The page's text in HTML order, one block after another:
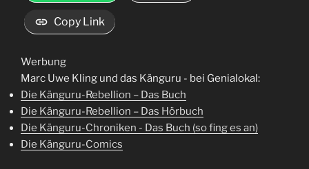
Copy Link
Werbung
Marc Uwe Kling und das Känguru - bei Genialokal:
Die Känguru-Rebellion – Das Buch
Die Känguru-Rebellion – Das Hörbuch
Die Känguru-Chroniken - Das Buch (so fing es an)
Die Känguru-Comics